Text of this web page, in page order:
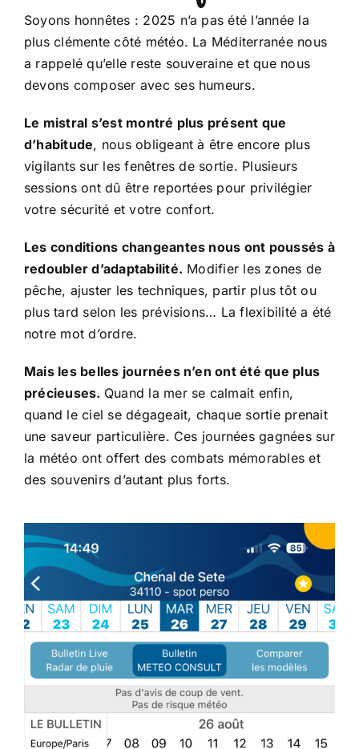
Soyons honnêtes : 2025 n’a pas été l’année la
plus clémente côté météo. La Méditerranée nous
a rappelé qu’elle reste souveraine et que nous
devons composer avec ses humeurs.
Le mistral s’est montré plus présent que
d’habitude, nous obligeant à être encore plus
vigilants sur les fenêtres de sortie. Plusieurs
sessions ont dû être reportées pour privilégier
votre sécurité et votre confort.
Les conditions changeantes nous ont poussés à
redoubler d’adaptabilité. Modifier les zones de
pêche, ajuster les techniques, partir plus tôt ou
plus tard selon les prévisions… La flexibilité a été
notre mot d’ordre.
Mais les belles journées n’en ont été que plus
précieuses. Quand la mer se calmait enfin,
quand le ciel se dégageait, chaque sortie prenait
une saveur particulière. Ces journées gagnées sur
la météo ont offert des combats mémorables et
des souvenirs d’autant plus forts.